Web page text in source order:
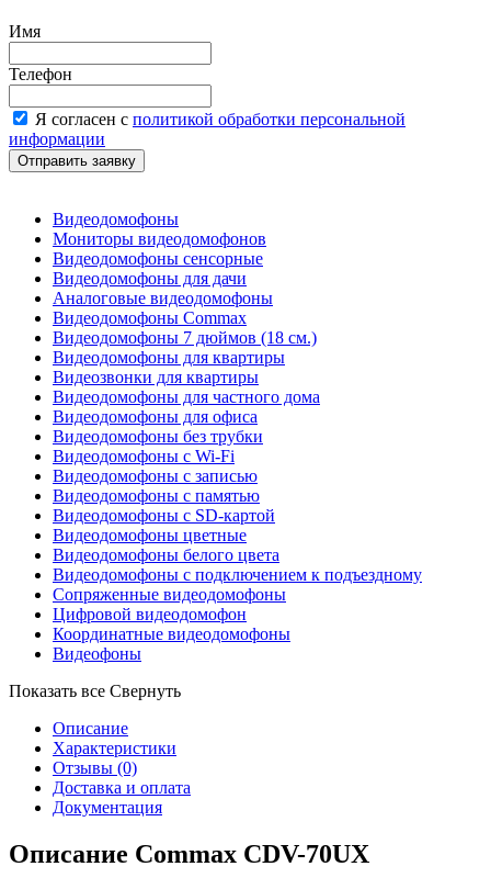
Имя
Телефон
Я согласен с политикой обработки персональной
информации
Видеодомофоны
Мониторы видеодомофонов
Видеодомофоны сенсорные
Видеодомофоны для дачи
Аналоговые видеодомофоны
Видеодомофоны Commax
Видеодомофоны 7 дюймов (18 см.)
Видеодомофоны для квартиры
Видеозвонки для квартиры
Видеодомофоны для частного дома
Видеодомофоны для офиса
Видеодомофоны без трубки
Видеодомофоны с Wi-Fi
Видеодомофоны с записью
Видеодомофоны с памятью
Видеодомофоны с SD-картой
Видеодомофоны цветные
Видеодомофоны белого цвета
Видеодомофоны с подключением к подъездному
Сопряженные видеодомофоны
Цифровой видеодомофон
Координатные видеодомофоны
Видеофоны
Показать все Свернуть
Описание
Характеристики
Отзывы (0)
Доставка и оплата
Документация
Описание Commax CDV-70UX